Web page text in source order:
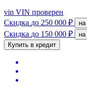
vin VIN проверен
Скидка до 250 000 ₽
Скидка до 150 000 ₽
Купить в кредит